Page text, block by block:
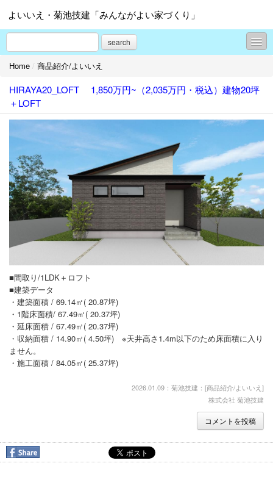
よいいえ・菊池技建「みんながよい家づくり」
search
商品紹介/よいいえ
商品紹介/よいにわ
商品紹介/よいひと
商品紹介/よいみや
商品紹介/よいみせ
商品紹介/よいかぐ
リフォーム
よいいえ
スタッフレポート
メンテナンス
実績集
最新情報
リフォーム実例
Home / 商品紹介/よいいえ
HIRAYA20_LOFT 1,850万円~（2,035万円・税込）建物20坪
＋LOFT
■間取り/1LDK＋ロフト
■建築データ
・建築面積 / 69.14㎡( 20.87坪)
・1階床面積/ 67.49㎡( 20.37坪)
・延床面積 / 67.49㎡( 20.37坪)
・収納面積 / 14.90㎡( 4.50坪) ※天井高さ1.4m以下のため床面積に入り
ません。
・施工面積 / 84.05㎡( 25.37坪)
2026.01.09：菊池技建：[商品紹介/よいいえ ]
株式会社 菊池技建
コメントを投稿